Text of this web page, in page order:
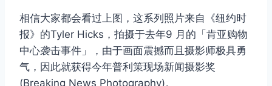
相信大家都会看过上图，这系列照片来自《纽约时
报》的Tyler Hicks，拍摄于去年9 月的「肯亚购物
中心袭击事件」，由于画面震撼而且摄影师极具勇
气，因此就获得今年普利策现场新闻摄影奖
(Breaking News Photography)。